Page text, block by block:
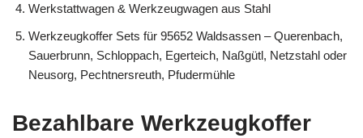
Werkstattwagen & Werkzeugwagen aus Stahl
Werkzeugkoffer Sets für 95652 Waldsassen – Querenbach,
Sauerbrunn, Schloppach, Egerteich, Naßgütl, Netzstahl oder
Neusorg, Pechtnersreuth, Pfudermühle
Bezahlbare Werkzeugkoffer